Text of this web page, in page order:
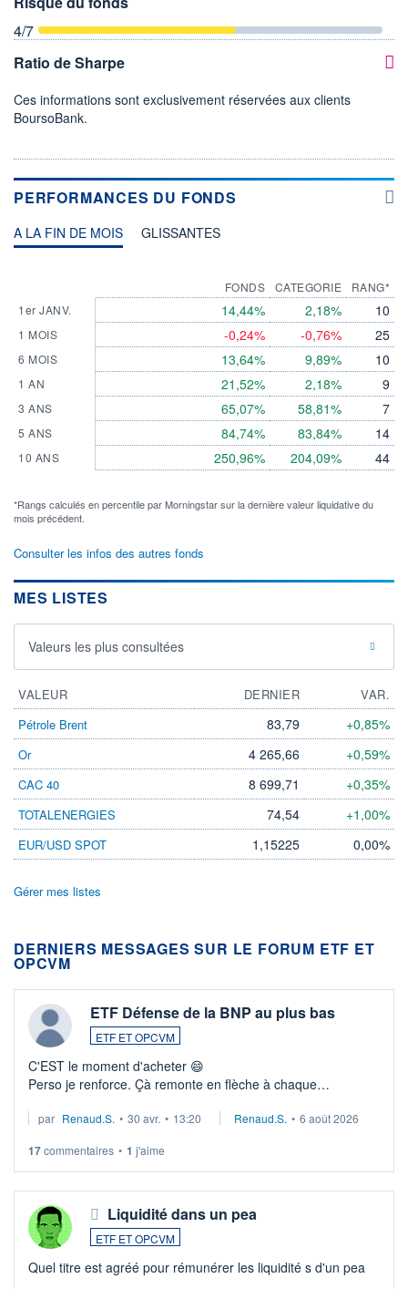
4/7
Ratio de Sharpe
Ces informations sont exclusivement réservées aux clients
BoursoBank.
PERFORMANCES DU FONDS
A LA FIN DE MOIS GLISSANTES
1er JANV.
1 MOIS
6 MOIS
1 AN
3 ANS
5 ANS
10 ANS
FONDS
14,44%
-0,24%
13,64%
21,52%
65,07%
84,74%
250,96%
CATEGORIE
2,18%
-0,76%
9,89%
2,18%
58,81%
83,84%
204,09%
RANG*
10
25
10
9
7
14
44
*Rangs calculés en percentile par Morningstar sur la dernière valeur liquidative du
mois précédent.
Consulter les infos des autres fonds
MES LISTES
Valeurs les plus consultées
VALEUR DERNIER
VAR.
Pétrole Brent
83,79 +0,85%
Or 4 265,66 +0,59%
CAC 40 8 699,71 +0,35%
TOTALENERGIES 74,54 +1,00%
EUR/USD SPOT 1,15225 0,00%
Gérer mes listes
DERNIERS MESSAGES SUR LE FORUM ETF ET
OPCVM
ETF Défense de la BNP au plus bas
ETF ET OPCVM
C'EST le moment d'acheter 😄​
Perso je renforce. Çà remonte en flèche à chaque
Investissement long terme tip top pour sa retraite.
par Renaud.S. • 30 avr. • 13:20 Renaud.S. • 6 août 2026
17commentaires • 1 j'aime
Liquidité dans un pea
ETF ET OPCVM
Quel titre est agréé pour rémunérer les liquidité s d'un pea